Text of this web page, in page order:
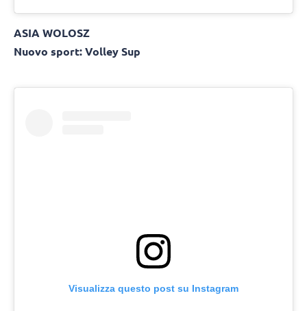
ASIA WOLOSZ
Nuovo sport: Volley Sup
Visualizza questo post su Instagram